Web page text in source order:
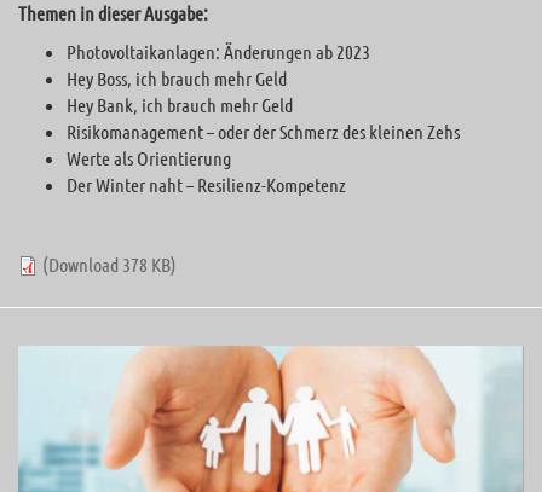
Themen in dieser Ausgabe:
Photovoltaikanlagen: Änderungen ab 2023
Hey Boss, ich brauch mehr Geld
Hey Bank, ich brauch mehr Geld
Risikomanagement – oder der Schmerz des kleinen Zehs
Werte als Orientierung
Der Winter naht – Resilienz-Kompetenz
(Download 378 KB)